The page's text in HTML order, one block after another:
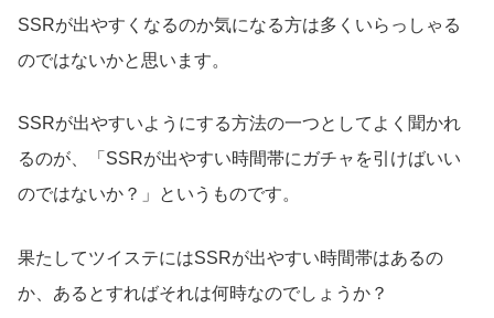
SSRが出やすくなるのか気になる方は多くいらっしゃる
のではないかと思います。
SSRが出やすいようにする方法の一つとしてよく聞かれ
るのが、「SSRが出やすい時間帯にガチャを引けばいい
のではないか？」というものです。
果たしてツイステにはSSRが出やすい時間帯はあるの
か、あるとすればそれは何時なのでしょうか？